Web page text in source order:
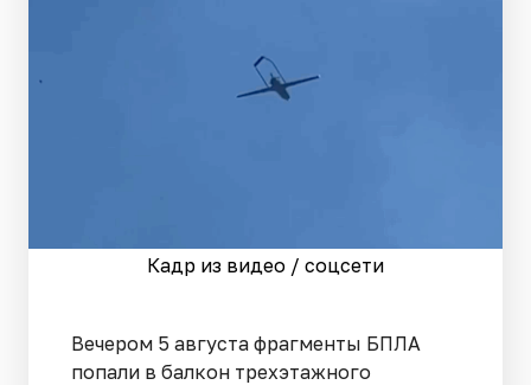
Кадр из видео / соцсети
Вечером 5 августа фрагменты БПЛА
попали в балкон трехэтажного